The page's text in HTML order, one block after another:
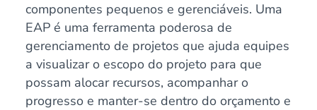
componentes pequenos e gerenciáveis. Uma
EAP é uma ferramenta poderosa de
gerenciamento de projetos que ajuda equipes
a visualizar o escopo do projeto para que
possam alocar recursos, acompanhar o
progresso e manter-se dentro do orçamento e